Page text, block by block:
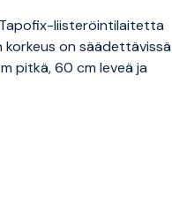
liisteröintilaitetta
on säädettävissä
pitkä, 60 cm leveä ja